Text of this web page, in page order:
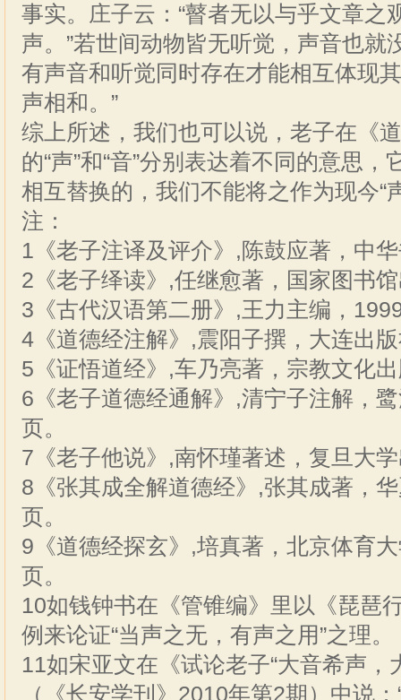
事实。庄子云：“瞽者无以与乎文章之
声。”若世间动物皆无听觉，声音也就
有声音和听觉同时存在才能相互体现
声相和。”
综上所述，我们也可以说，老子在《
的“声”和“音”分别表达着不同的意思
相互替换的，我们不能将之作为现今“
注：
1《老子注译及评介》,陈鼓应著，中
2《老子绎读》,任继愈著，国家图书
3《古代汉语第二册》,王力主编，
4《道德经注解》,震阳子撰，大连出
5《证悟道经》,车乃亮著，宗教文化
6《老子道德经通解》,清宁子注解，
页。
7《老子他说》,南怀瑾著述，复旦大
8《张其成全解道德经》,张其成著，
页。
9《道德经探玄》,培真著，北京体育
页。
10如钱钟书在《管锥编》里以《琵琶
例来论证“当声之无，有声之用”之理。
11如宋亚文在《试论老子“大音希声，
（《长安学刊》2010年第2期）中说：